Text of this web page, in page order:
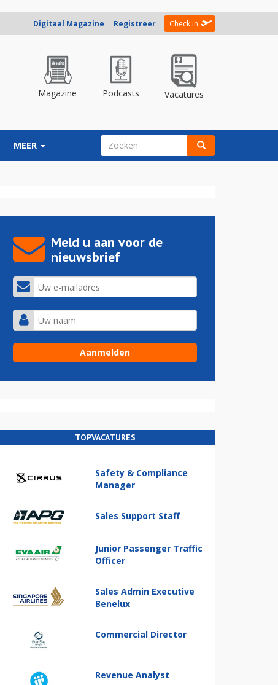
Digitaal Magazine Registreer Check in
Magazine Podcasts Vacatures
MEER ZOEKVELD
Meld u aan voor de
nieuwsbrief
TOPVACATURES
Safety & Compliance
Manager
Sales Support Staff
Junior Passenger Traffic
Officer
Sales Admin Executive
Benelux
Commercial Director
Revenue Analyst